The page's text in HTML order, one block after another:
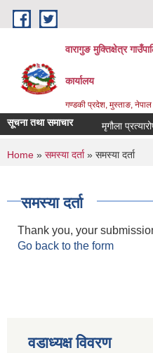
Skip to main content
वारागुङ मुक्तिक्षेत्र
कार्यालय
गण्डकी प्रदेश, मुस्ताङ, नेपाल
सूचना तथा समाचार मृगौला
You are here
Home » समस्या दर्ता» समस्या दर्ता
समस्या दर्ता
Thank you, your
Go back to the form
वडाध्यक्ष विवरण